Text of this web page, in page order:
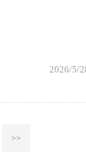
2026/5/
>>